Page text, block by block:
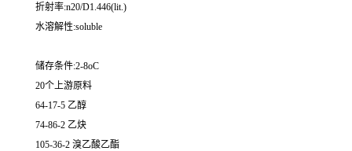
折射率:n20/D1.446(lit.)
水溶解性:soluble
储存条件:2-8oC
20个上游原料
64-17-5 乙醇
74-86-2 乙炔
105-36-2 溴乙酸乙酯